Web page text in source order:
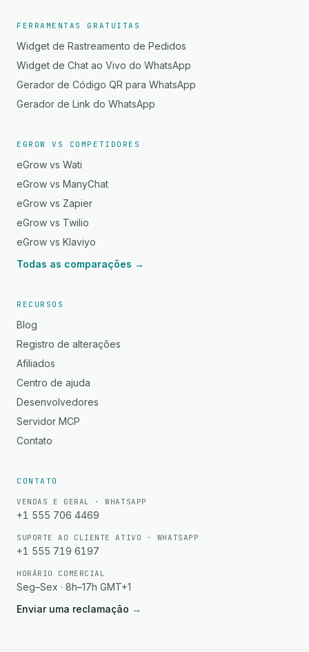
FERRAMENTAS GRATUITAS
Widget de Rastreamento de Pedidos
Widget de Chat ao Vivo do WhatsApp
Gerador de Código QR para WhatsApp
Gerador de Link do WhatsApp
EGROW VS COMPETIDORES
eGrow vs Wati
eGrow vs ManyChat
eGrow vs Zapier
eGrow vs Twilio
eGrow vs Klaviyo
Todas as comparações →
RECURSOS
Blog
Registro de alterações
Afiliados
Centro de ajuda
Desenvolvedores
Servidor MCP
Contato
CONTATO
VENDAS E GERAL · WHATSAPP
+1 555 706 4469
SUPORTE AO CLIENTE ATIVO · WHATSAPP
+1 555 719 6197
HORÁRIO COMERCIAL
Seg–Sex · 8h–17h GMT+1
Enviar uma reclamação →